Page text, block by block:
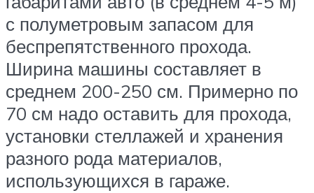
с полуметровым запасом для
беспрепятственного прохода.
Ширина машины составляет в
среднем 200-250 см. Примерно по
70 см надо оставить для прохода,
установки стеллажей и хранения
разного рода материалов,
использующихся в гараже.